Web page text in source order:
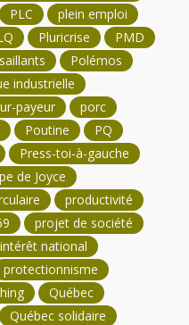
PLC
plein emploi
Pluricrise
PMD
Polémos
industrielle
payeur
porc
Poutine
PQ
Press-toi-à-gauche
de Joyce
productivité
projet de société
national
protectionnisme
Québec
Québec solidaire